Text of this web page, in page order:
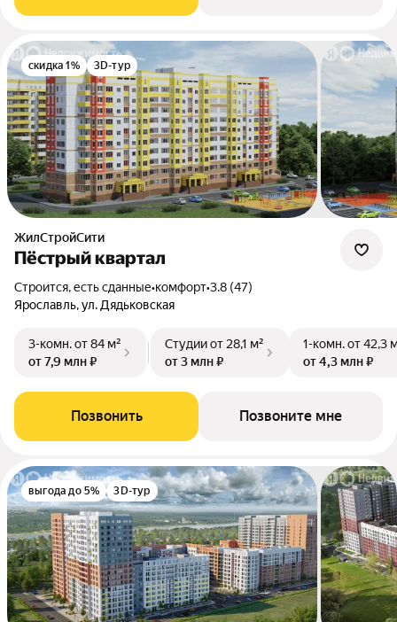
скидка 1% 3D-тур
ЖилСтройСити
Пёстрый квартал
Строится, есть сданные•комфорт•3.8 (47)
Ярославль, ул. Дядьковская
3-комн.от 84 м²
от 7,9 млн ₽
Студииот 28,1 м²
от 3 млн ₽
1-комн.от 42,3
от 4,3 млн ₽
Позвонить Позвоните мне
выгода до 5% 3D-тур